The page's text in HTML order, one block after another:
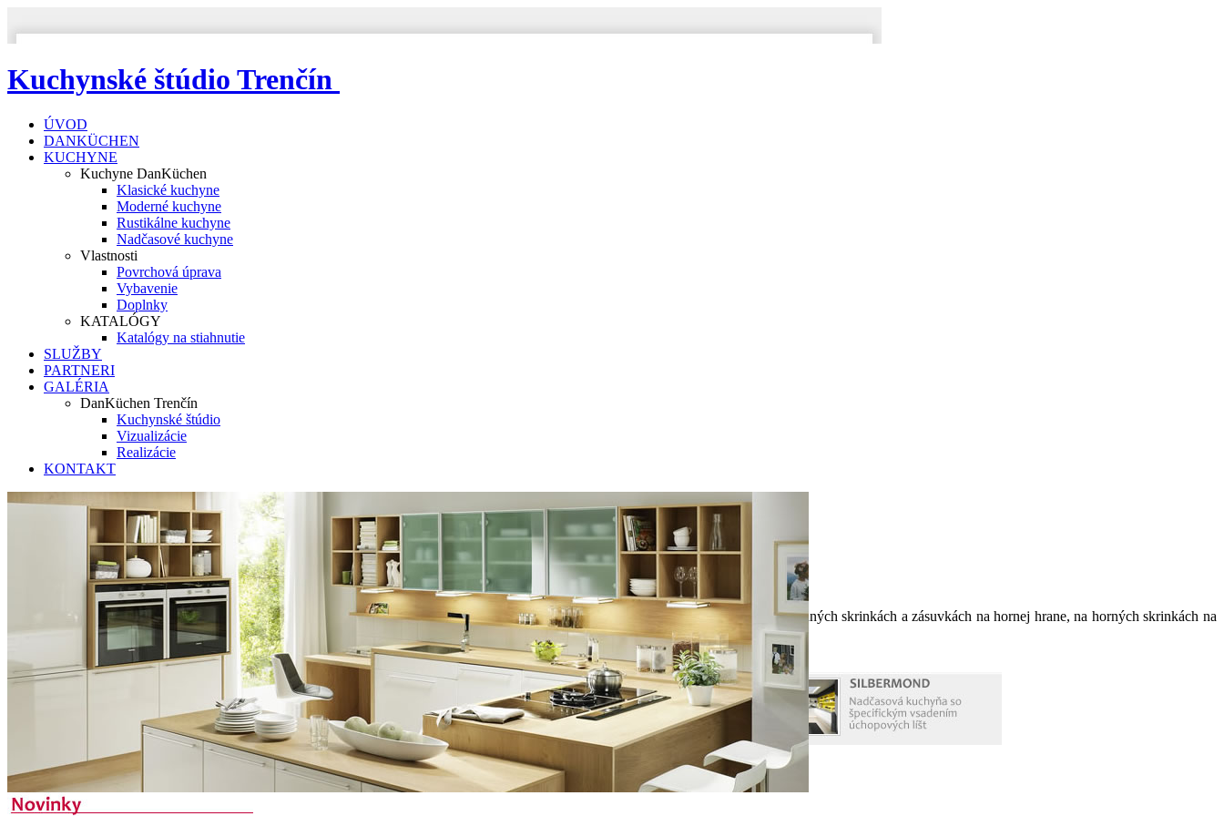
Kuchynské štúdio Trenčín
ÚVOD
DANKÜCHEN
KUCHYNE
Kuchyne DanKüchen
Klasické kuchyne
Moderné kuchyne
Rustikálne kuchyne
Nadčasové kuchyne
Vlastnosti
Povrchová úprava
Vybavenie
Doplnky
KATALÓGY
Katalógy na stiahnutie
SLUŽBY
PARTNERI
GALÉRIA
DanKüchen Trenčín
Kuchynské štúdio
Vizualizácie
Realizácie
KONTAKT
GRANADA
Lak vysoký lesk (2 dekóry)
8 násobne, polyesterom vo vysokom lesku lakovaná MDF doska, z 3 strán s 3 mm polomerom a vyfrézovaným čelným úchytom (na spodných skrinkách a zásuvkách na hornej hrane, na horných skrinkách na
spodnej hrane).